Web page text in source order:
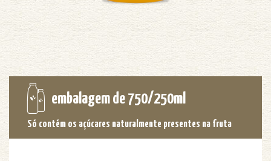
embalagem de 750/250ml
Só contém os açúcares naturalmente presentes na fruta